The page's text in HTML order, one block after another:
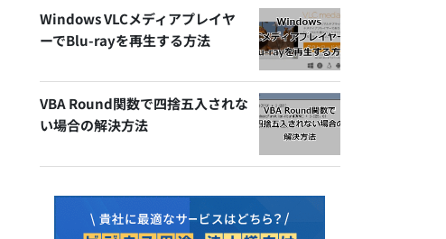
Windows VLCメディアプレイヤ
ーでBlu-rayを再生する方法
VBA Round関数で四捨五入されな
い場合の解決方法